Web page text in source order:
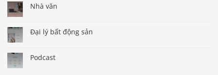
Nhà văn
Đại lý bất động sản
Podcast